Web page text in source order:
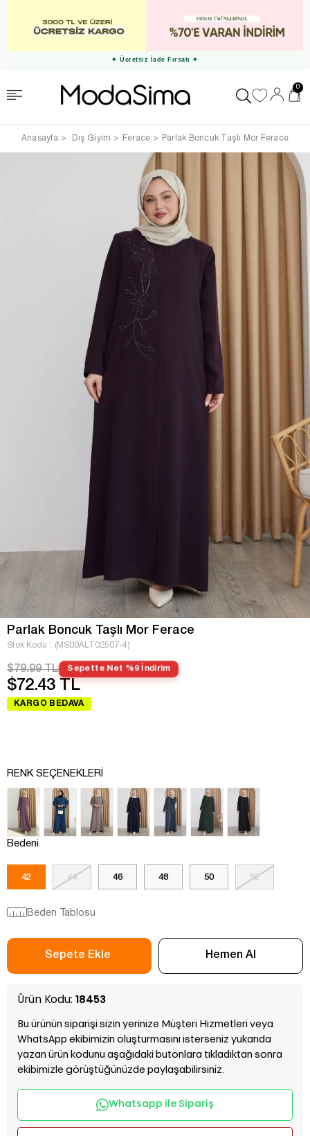
✦ Ücretsiz İade Fırsatı ✦
0
Anasayfa Dış Giyim Ferace Parlak Boncuk Taşlı Mor Ferace
Parlak Boncuk Taşlı Mor Ferace
Stok Kodu (MS00ALT02507-4)
$79.99 TL Sepette Net %9 İndirim
$72.43 TL
KARGO BEDAVA
RENK SEÇENEKLERI
Bedeni
42 44 46 48 50 52
Beden Tablosu
Ürün Kodu: 18453
Bu ürünün siparişi sizin yerinize Müşteri Hizmetleri veya
WhatsApp ekibimizin oluşturmasını isterseniz yukarıda
yazan ürün kodunu aşağıdaki butonlara tıkladıktan sonra
ekibimizle görüştüğünüzde paylaşabilirsiniz.
Whatsapp ile Sipariş